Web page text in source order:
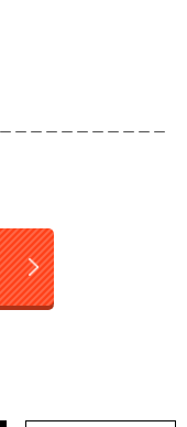
＿＿＿＿＿＿＿＿＿＿